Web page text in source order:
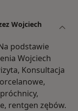
Wojciech
podstawie
Wojciech
Konsultacja
rentgen zębów.